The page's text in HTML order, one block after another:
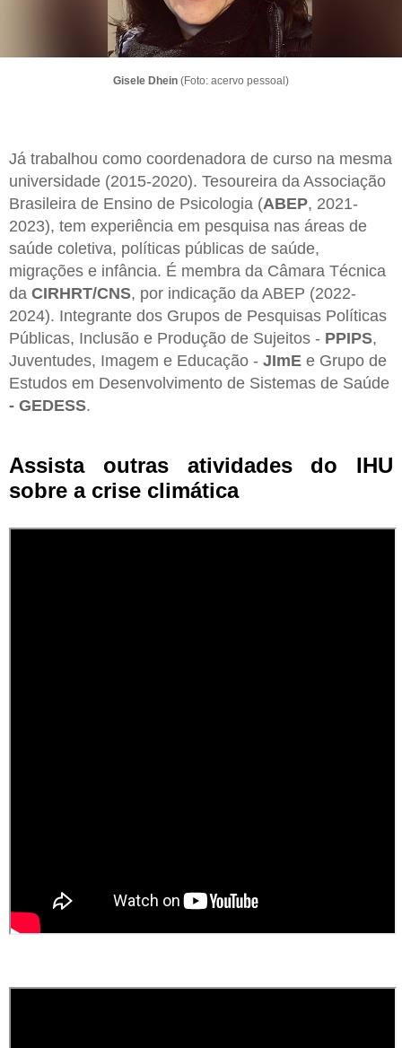
Gisele Dhein (Foto: acervo pessoal)
Já trabalhou como coordenadora de curso na mesma
universidade (2015-2020). Tesoureira da Associação
Brasileira de Ensino de Psicologia (ABEP, 2021-
2023), tem experiência em pesquisa nas áreas de
saúde coletiva, políticas públicas de saúde,
migrações e infância. É membra da Câmara Técnica
da CIRHRT/CNS, por indicação da ABEP (2022-
2024). Integrante dos Grupos de Pesquisas Políticas
Públicas, Inclusão e Produção de Sujeitos - PPIPS,
Juventudes, Imagem e Educação - JImE e Grupo de
Estudos em Desenvolvimento de Sistemas de Saúde
- GEDESS.
Assista outras atividades do IHU
sobre a crise climática